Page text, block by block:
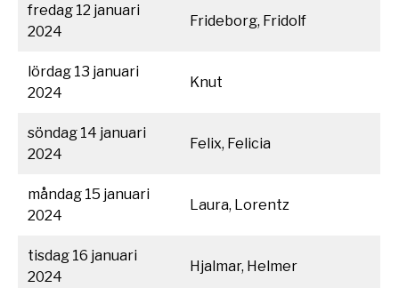
fredag 12 januari
2024
Frideborg, Fridolf
lördag 13 januari
2024
Knut
söndag 14 januari
2024
Felix, Felicia
måndag 15 januari
2024
Laura, Lorentz
tisdag 16 januari
2024
Hjalmar, Helmer